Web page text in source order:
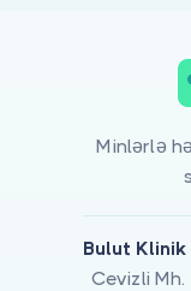
Minlərlə
Bulut Klinik
Cevizli